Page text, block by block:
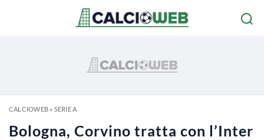
CALCIOWEB» SERIE A
Bologna, Corvino tratta con l’Inter